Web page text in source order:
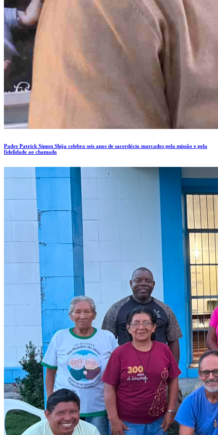
Padre Patrick Simon Shija celebra seis anos de sacerdócio marcados pela missão e pela
fidelidade ao chamado